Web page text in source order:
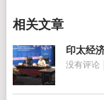
印太经
没有评论